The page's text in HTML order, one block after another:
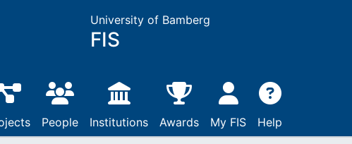
University of Bamberg
FIS
People Institutions Awards My FIS Help